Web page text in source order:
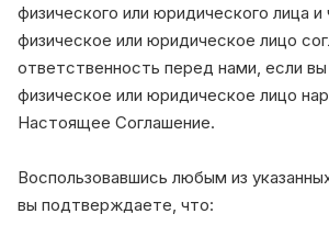
физического или юридического лица и
физическое или юридическое лицо
ответственность перед нами, если
физическое или юридическое лицо
Настоящее Соглашение.
Воспользовавшись любым из
вы подтверждаете, что: